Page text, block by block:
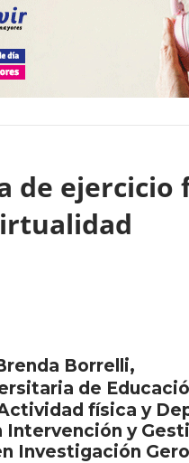
de
Borrelli,
de
física y
Intervención y
Investigación